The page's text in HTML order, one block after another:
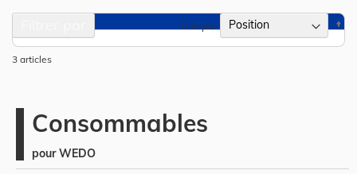
3 articles
Trier par
Consommables
pour WEDO